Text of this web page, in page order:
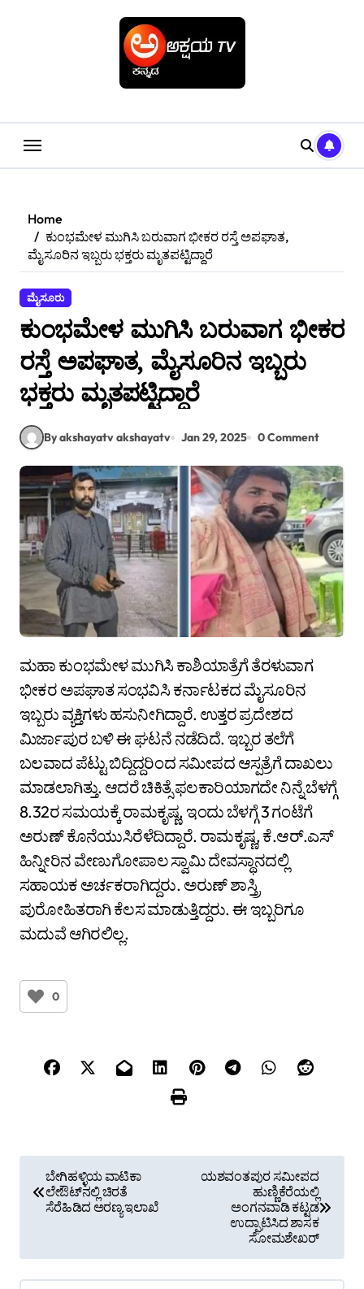
Home
ಕುಂಭಮೇಳ ಮುಗಿಸಿ ಬರುವಾಗ ಭೀಕರ ರಸ್ತೆ ಅಪಘಾತ,
ಮೈಸೂರಿನ ಇಬ್ಬರು ಭಕ್ತರು ಮೃತಪಟ್ಟಿದ್ದಾರೆ
ಮೈಸೂರು
ಕುಂಭಮೇಳ ಮುಗಿಸಿ ಬರುವಾಗ ಭೀಕರ
ರಸ್ತೆ ಅಪಘಾತ, ಮೈಸೂರಿನ ಇಬ್ಬರು
ಭಕ್ತರು ಮೃತಪಟ್ಟಿದ್ದಾರೆ
By akshayatv akshayatv Jan 29, 2025 0 Comment
ಮಹಾ ಕುಂಭಮೇಳ ಮುಗಿಸಿ ಕಾಶಿಯಾತ್ರೆಗೆ ತೆರಳುವಾಗ
ಭೀಕರ ಅಪಘಾತ ಸಂಭವಿಸಿ ಕರ್ನಾಟಕದ ಮೈಸೂರಿನ
ಇಬ್ಬರು ವ್ಯಕ್ತಿಗಳು ಹಸುನೀಗಿದ್ದಾರೆ. ಉತ್ತರ ಪ್ರದೇಶದ
ಮಿರ್ಜಾಪುರ ಬಳಿ ಈ ಘಟನೆ ನಡೆದಿದೆ. ಇಬ್ಬರ ತಲೆಗೆ
ಬಲವಾದ ಪೆಟ್ಟು ಬಿದ್ದಿದ್ದರಿಂದ ಸಮೀಪದ ಆಸ್ಪತ್ರೆಗೆ ದಾಖಲು
ಮಾಡಲಾಗಿತ್ತು. ಆದರೆ ಚಿಕಿತ್ಸೆ ಫಲಕಾರಿಯಾಗದೇ ನಿನ್ನೆ ಬೆಳಗ್ಗೆ
8.32ರ ಸಮಯಕ್ಕೆ ರಾಮಕೃಷ್ಣ, ಇಂದು ಬೆಳಗ್ಗೆ 3 ಗಂಟೆಗೆ
ಅರುಣ್ ಕೊನೆಯುಸಿರೆಳೆದಿದ್ದಾರೆ. ರಾಮಕೃಷ್ಣ, ಕೆ.ಆರ್.ಎಸ್
ಹಿನ್ನೀರಿನ ವೇಣುಗೋಪಾಲ ಸ್ವಾಮಿ ದೇವಸ್ಥಾನದಲ್ಲಿ
ಸಹಾಯಕ ಅರ್ಚಕರಾಗಿದ್ದರು. ಅರುಣ್ ಶಾಸ್ತ್ರಿ
ಪುರೋಹಿತರಾಗಿ ಕೆಲಸ ಮಾಡುತ್ತಿದ್ದರು. ಈ ಇಬ್ಬರಿಗೂ
ಮದುವೆ ಆಗಿರಲಿಲ್ಲ.
0
t
ಬೇಗಿಹಳ್ಳಿಯ ವಾಟಿಕಾ
ಲೇಔಟ್‌ನಲ್ಲಿ ಚಿರತೆ
ಸೆರೆಹಿಡಿದ ಅರಣ್ಯ ಇಲಾಖೆ
ಯಶವಂತಪುರ ಸಮೀಪದ
ಹುಣ್ಣಿಕೆರೆಯಲ್ಲಿ
ಅಂಗನವಾಡಿ ಕಟ್ಟಡ
ಉದ್ಘಾಟಿಸಿದ ಶಾಸಕ
ಸೋಮಶೇಖರ್